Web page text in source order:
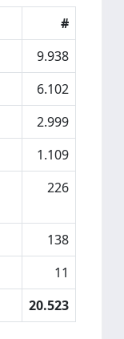
#
9.938
6.102
2.999
1.109
226
138
11
20.523